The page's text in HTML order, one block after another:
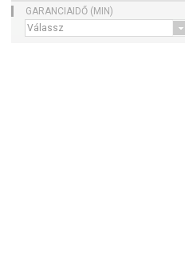
GARANCIAIDŐ (MIN)